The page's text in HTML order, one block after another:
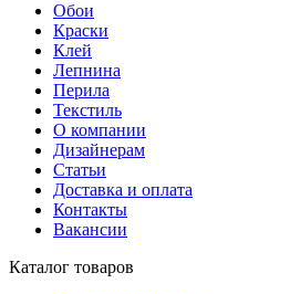
Обои
Краски
Клей
Лепнина
Перила
Текстиль
О компании
Дизайнерам
Статьи
Доставка и оплата
Контакты
Вакансии
Каталог товаров